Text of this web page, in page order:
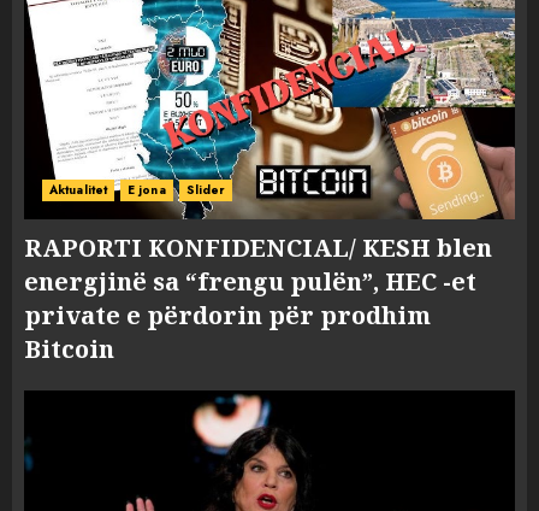
Aktualitet E jona Slider
RAPORTI KONFIDENCIAL/ KESH blen
energjinë sa “frengu pulën”, HEC -et
private e përdorin për prodhim
Bitcoin